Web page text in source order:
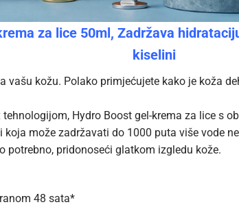
za lice 50ml, Zadržava
kiselini
vašu kožu. Polako primjećujete kako je koža
Hydro Boost gel-krema za lice s
može zadržavati do 1000 puta više vode
pridonoseći glatkom izgledu kože.
48 sata*